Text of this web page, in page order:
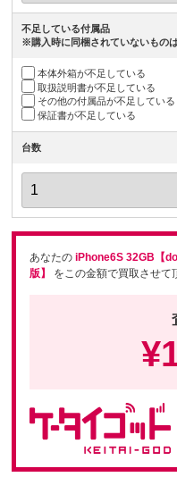
不足している付属品
※購入時に同梱されていないもの
本体外箱が不足している
取扱説明書が不足している
その他の付属品が不足している
保証書が不足している
台数
あなたのiPhone6S 32GB【
版】
をこの金額で買取させて
¥